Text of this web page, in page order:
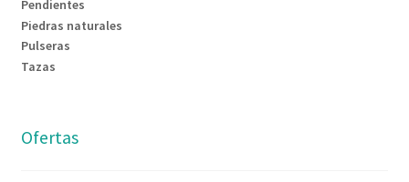
Pendientes
Piedras naturales
Pulseras
Tazas
Ofertas